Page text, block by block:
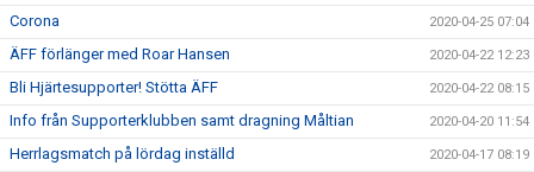
Corona 2020-04-25 07:04
ÄFF förlänger med Roar Hansen 2020-04-22 12:23
Bli Hjärtesupporter! Stötta ÄFF 2020-04-22 08:15
Info från Supporterklubben samt dragning Måltian 2020-04-20 11:54
Herrlagsmatch på lördag inställd 2020-04-17 08:19